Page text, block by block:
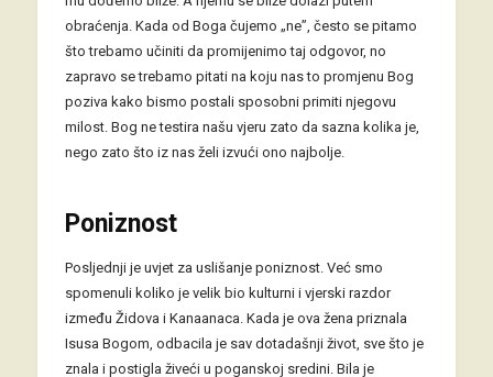
obraćenja. Kada od Boga čujemo „ne”, često se pitamo
što trebamo učiniti da promijenimo taj odgovor, no
zapravo se trebamo pitati na koju nas to promjenu Bog
poziva kako bismo postali sposobni primiti njegovu
milost. Bog ne testira našu vjeru zato da sazna kolika je,
nego zato što iz nas želi izvući ono najbolje.
Poniznost
Posljednji je uvjet za uslišanje poniznost. Već smo
spomenuli koliko je velik bio kulturni i vjerski razdor
između Židova i Kanaanaca. Kada je ova žena priznala
Isusa Bogom, odbacila je sav dotadašnji život, sve što je
znala i postigla živeći u poganskoj sredini. Bila je